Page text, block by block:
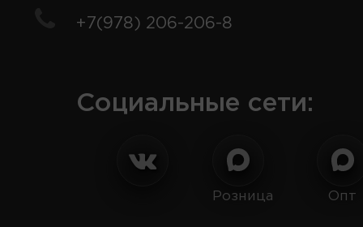
+7(978) 206-206-8
Социальные сети:
Розница Опт